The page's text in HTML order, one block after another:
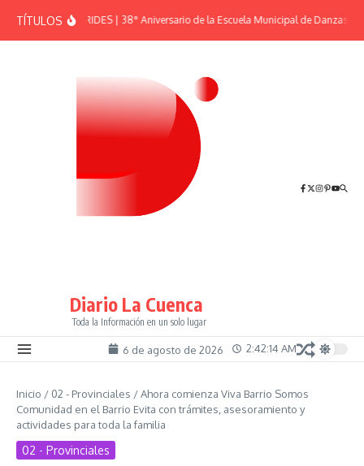
TÍTULOSEFEMÉRIDES | 38° Aniversario de la Escuela Municipal de Danzas “El
Diario La Cuenca
Toda la Información en un solo lugar
6 de agosto de 2026 2:42:14 AM
Inicio / 02 - Provinciales /Ahora comienza Viva Barrio Somos
Comunidad en el Barrio Evita con trámites, asesoramiento y
actividades para toda la familia
02 - Provinciales